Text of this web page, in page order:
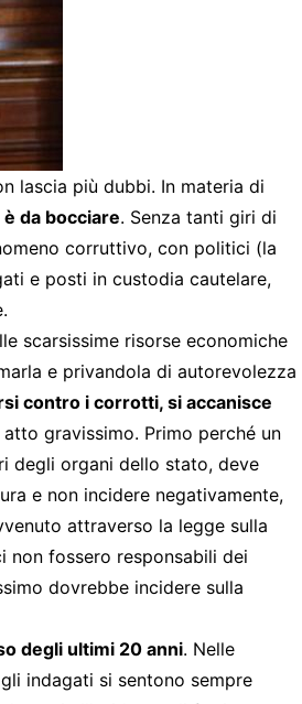
lascia più dubbi. In materia di
da bocciare. Senza tanti giri di
corruttivo, con politici (la
e posti in custodia cautelare,
scarsissime risorse economiche
e privandola di autorevolezza
contro i corrotti, si accanisce
gravissimo. Primo perché un
degli organi dello stato, deve
e non incidere negativamente,
attraverso la legge sulla
non fossero responsabili dei
dovrebbe incidere sulla
degli ultimi 20 anni. Nelle
indagati si sentono sempre